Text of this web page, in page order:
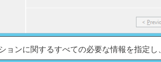
ョンに関するすべての必要な情報を指定し、